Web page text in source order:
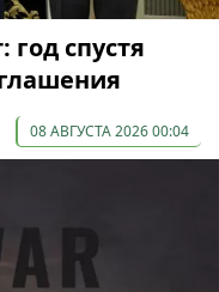
спустя
08 АВГУСТА 2026 00:04